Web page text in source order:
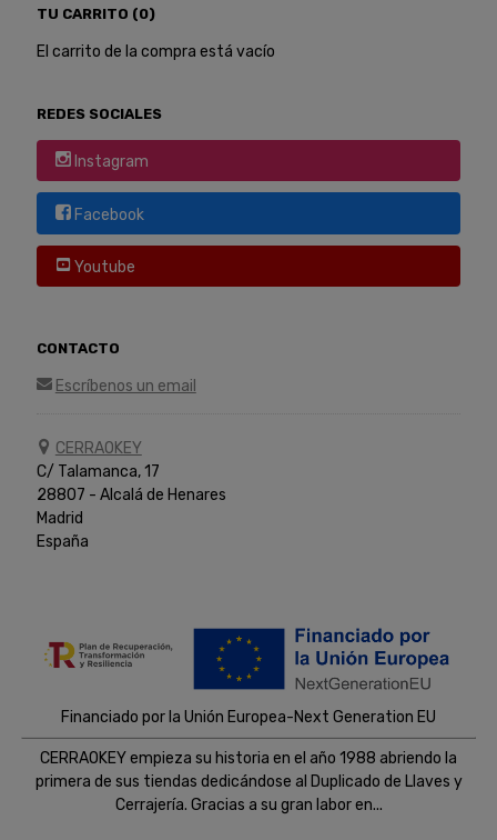
TU CARRITO (0)
El carrito de la compra está vacío
REDES SOCIALES
Instagram
Facebook
Youtube
CONTACTO
Escríbenos un email
CERRAOKEY
C/ Talamanca, 17
28807 - Alcalá de Henares
Madrid
España
Financiado por la Unión Europea-Next Generation EU
CERRAOKEY empieza su historia en el año 1988 abriendo la
primera de sus tiendas dedicándose al Duplicado de Llaves y
Cerrajería. Gracias a su gran labor en...